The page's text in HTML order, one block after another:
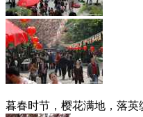
暮春时节，樱花满地，落英